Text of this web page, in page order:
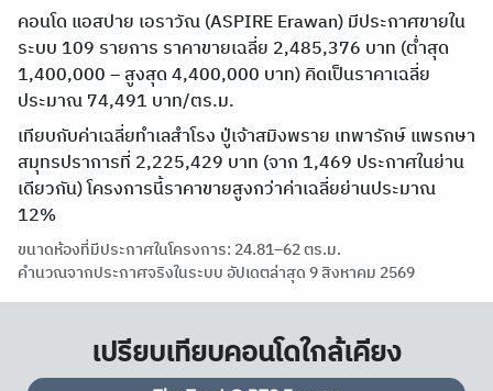
คอนโด แอสปาย เอราวัณ (ASPIRE Erawan) มีประกาศขายใน
ระบบ 109 รายการ ราคาขายเฉลี่ย 2,485,376 บาท (ต่ำสุด
1,400,000 – สูงสุด 4,400,000 บาท) คิดเป็นราคาเฉลี่ย
ประมาณ 74,491 บาท/ตร.ม.
เทียบกับค่าเฉลี่ยทำเลสำโรง ปู่เจ้าสมิงพราย เทพารักษ์ แพรกษา
สมุทรปราการที่ 2,225,429 บาท (จาก 1,469 ประกาศในย่าน
เดียวกัน) โครงการนี้ราคาขายสูงกว่าค่าเฉลี่ยย่านประมาณ
12%
ขนาดห้องที่มีประกาศในโครงการ: 24.81–62 ตร.ม.
คำนวณจากประกาศจริงในระบบ อัปเดตล่าสุด 9 สิงหาคม 2569
เปรียบเทียบคอนโดใกล้เคียง